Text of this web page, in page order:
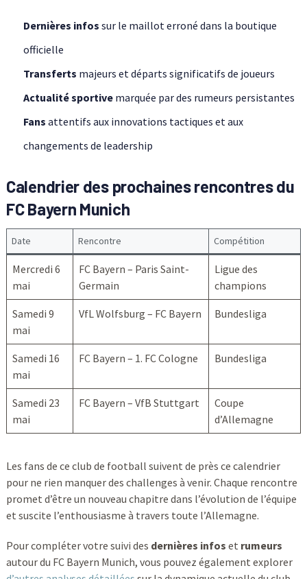
Dernières infos sur le maillot erroné dans la boutique
officielle
Transferts majeurs et départs significatifs de joueurs
Actualité sportivemarquée par des rumeurs persistantes
Fans attentifs aux innovations tactiques et aux
changements de leadership
Calendrier des prochaines rencontres du
FC Bayern Munich
Date Rencontre Compétition
Mercredi 6
mai
FC Bayern – Paris Saint-
Germain
Ligue des
champions
Samedi 9
mai
VfL Wolfsburg – FC Bayern Bundesliga
Samedi 16
mai
FC Bayern – 1. FC Cologne Bundesliga
Samedi 23
mai
FC Bayern – VfB Stuttgart
Coupe
d’Allemagne
Les fans de ce club de football suivent de près ce calendrier
pour ne rien manquer des challenges à venir. Chaque rencontre
promet d’être un nouveau chapitre dans l’évolution de l’équipe
et suscite l’enthousiasme à travers toute l’Allemagne.
Pour compléter votre suivi des dernières infos et rumeurs
autour du FC Bayern Munich, vous pouvez également explorer